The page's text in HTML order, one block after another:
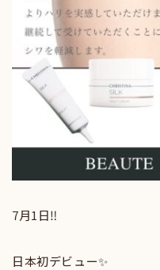
7月1日‼️
日本初デビュー✨